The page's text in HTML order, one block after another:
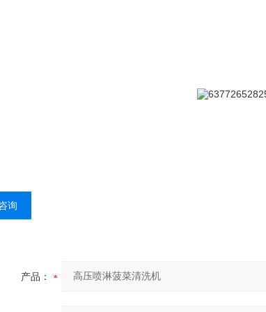
询
产品：